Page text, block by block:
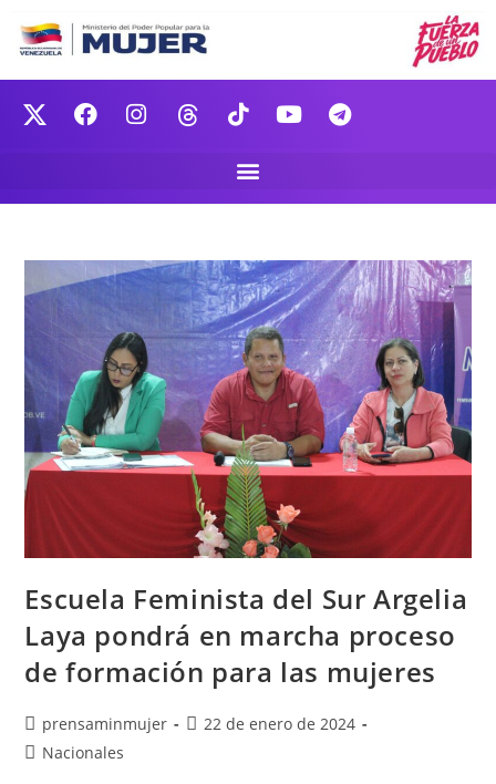
Escuela Feminista del Sur Argelia
Laya pondrá en marcha proceso
de formación para las mujeres
prensaminmujer
22 de enero de 2024
Nacionales